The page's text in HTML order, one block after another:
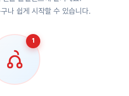
나 쉽게 시작할 수 있습니다.
1